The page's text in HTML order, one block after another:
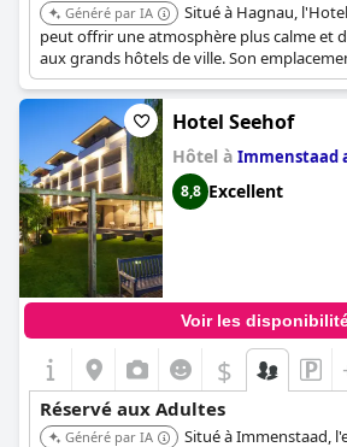
Généré par IA
Situé à Hagnau,
peut offrir une atmosphère plus calme et
aux grands hôtels de ville. Son
pourrait contribuer à un environnement
pour les clients adultes.
Hotel Seehof
Hôtel à Immenstaad
8,8 Excellent
Voir les
$
Réservé aux Adultes
Généré par IA
Situé à Immenstaad,